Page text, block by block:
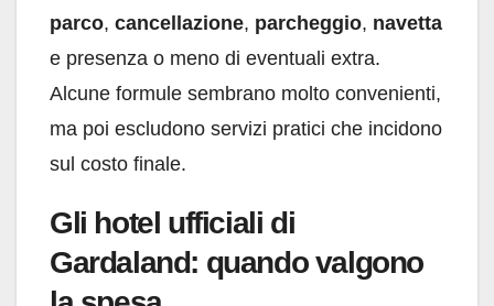
parco, cancellazione, parcheggio, navetta
e presenza o meno di eventuali extra.
Alcune formule sembrano molto convenienti,
ma poi escludono servizi pratici che incidono
sul costo finale.
Gli hotel ufficiali di
Gardaland: quando valgono